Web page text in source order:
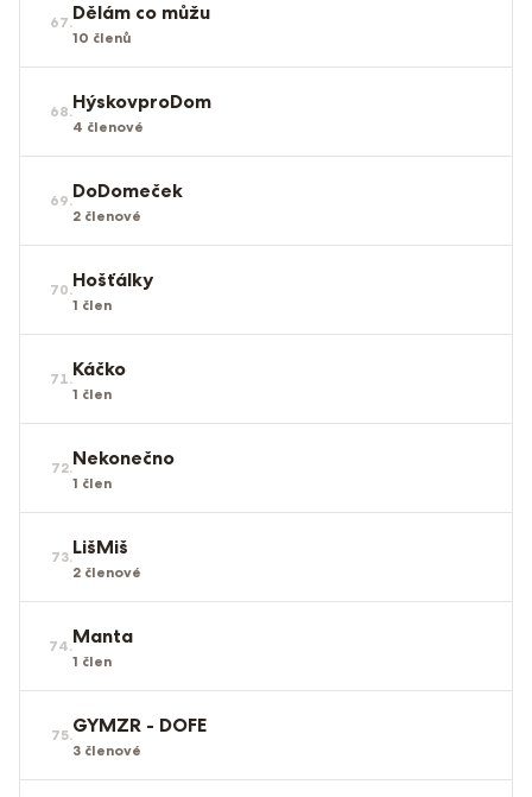
67.Dělám co můžu
10 členů
68.HýskovproDom
4 členové
69.DoDomeček
2 členové
70.Hošťálky
1 člen
71.Káčko
1 člen
72.Nekonečno
1 člen
73.LišMiš
2 členové
74.Manta
1 člen
75.GYMZR - DOFE
3 členové